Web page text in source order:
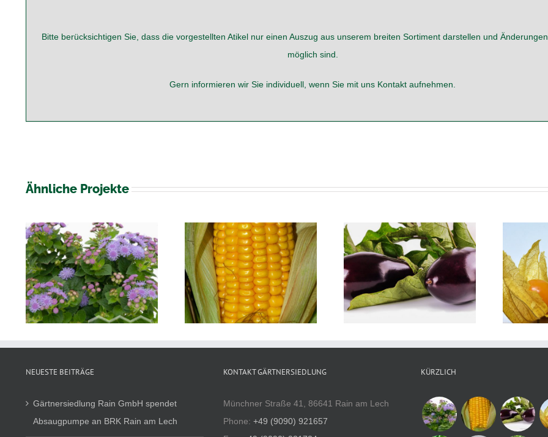
Bitte berücksichtigen Sie, dass die vorgestellten Atikel nur einen Auszug aus unserem breiten Sortiment darstellen und
möglich sind.
Gern informieren wir Sie individuell, wenn Sie mit uns Kontaktaufnehmen.
Ähnliche Projekte
Zea Mais
Solanum melongena
Auberginen
Physalis peruviana
Andenbeere
NEUESTE BEITRÄGE
Gärtnersiedlung Rain GmbH spendet
Absaugpumpe an BRK Rain am Lech
KONTAKT GÄRTNERSIEDLUNG
Münchner Straße 41, 86641 Rain am Lech
Phone: +49 (9090) 921657
KÜRZLICH